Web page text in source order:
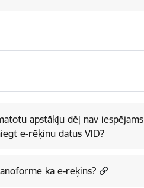
apstākļu dēļ nav
e-rēķinu datus VID?
kā e-rēķins?